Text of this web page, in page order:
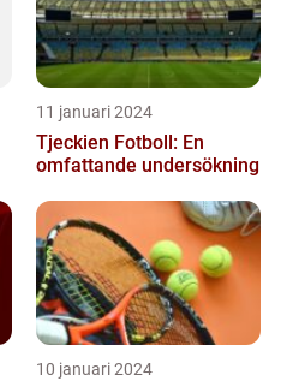
11 januari 2024
Tjeckien Fotboll: En
omfattande undersökning
10 januari 2024